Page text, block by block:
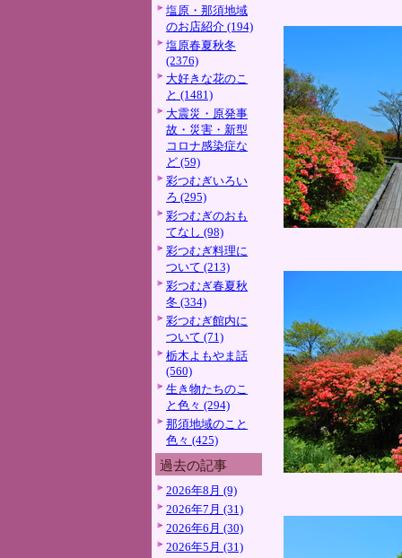
塩原・那須地域
のお店紹介 (194)
塩原春夏秋冬
(2376)
大好きな花のこ
と (1481)
大震災・原発事
故・災害・新型
コロナ感染症な
ど (59)
彩つむぎいろい
ろ (295)
彩つむぎのおも
てなし (98)
彩つむぎ料理に
ついて (213)
彩つむぎ春夏秋
冬 (334)
彩つむぎ館内に
ついて (71)
栃木よもやま話
(560)
生き物たちのこ
と色々 (294)
那須地域のこと
色々 (425)
過去の記事
2026年8月 (9)
2026年7月 (31)
2026年6月 (30)
2026年5月 (31)